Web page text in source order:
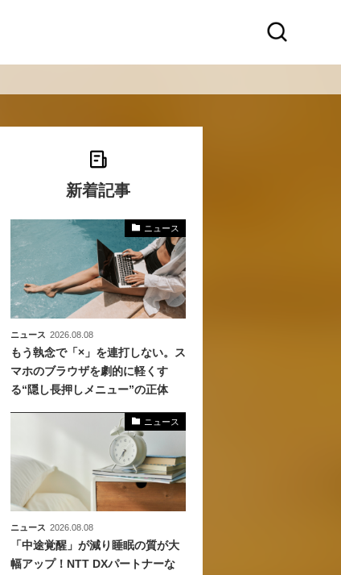
新着記事
ニュース
ニュース 2026.08.08
もう執念で「×」を連打しない。ス
マホのブラウザを劇的に軽くす
る“隠し長押しメニュー”の正体
ニュース
ニュース 2026.08.08
「中途覚醒」が減り睡眠の質が大
幅アップ！NTT DXパートナーな